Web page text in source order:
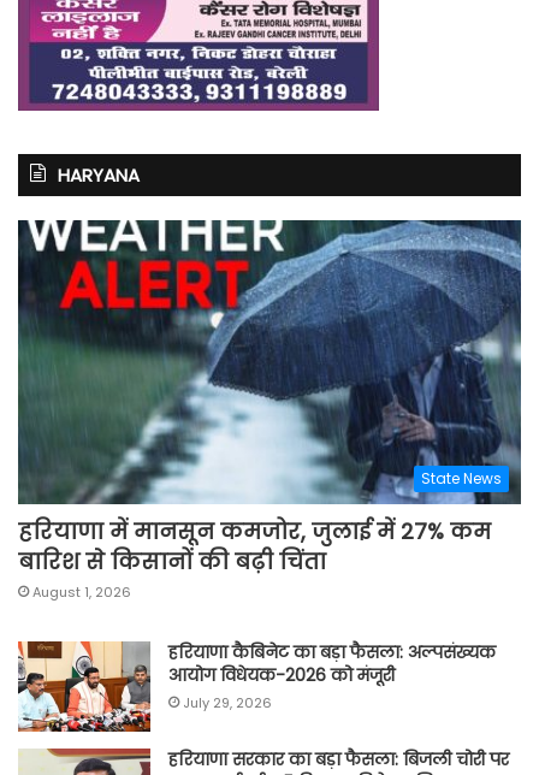
HARYANA
State News
हरियाणा में मानसून कमजोर, जुलाई में 27% कम
बारिश से किसानों की बढ़ी चिंता
August 1, 2026
हरियाणा कैबिनेट का बड़ा फैसला: अल्पसंख्यक
आयोग विधेयक-2026 को मंजूरी
July 29, 2026
हरियाणा सरकार का बड़ा फैसला: बिजली चोरी पर